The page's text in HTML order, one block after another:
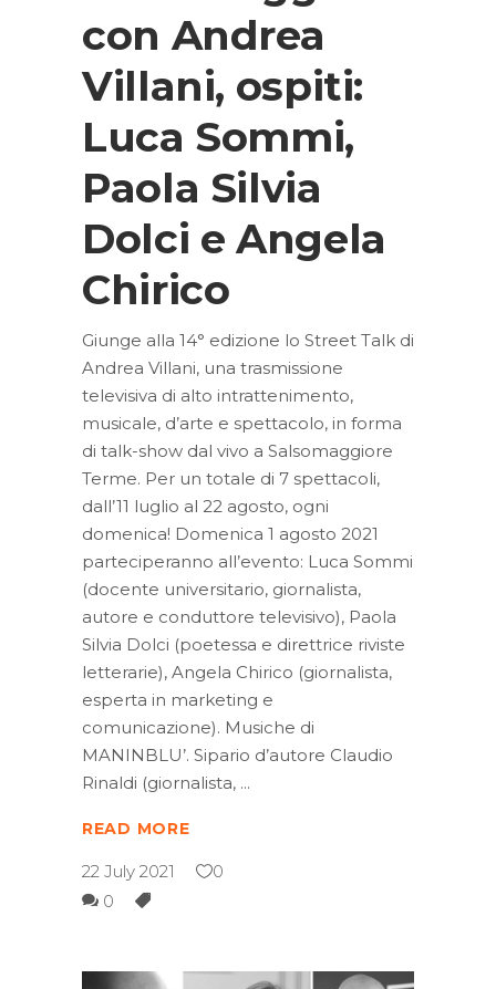
con Andrea
Villani, ospiti:
Luca Sommi,
Paola Silvia
Dolci e Angela
Chirico
Giunge alla 14° edizione lo Street Talk di
Andrea Villani, una trasmissione
televisiva di alto intrattenimento,
musicale, d’arte e spettacolo, in forma
di talk-show dal vivo a Salsomaggiore
Terme. Per un totale di 7 spettacoli,
dall’11 luglio al 22 agosto, ogni
domenica! Domenica 1 agosto 2021
parteciperanno all’evento: Luca Sommi
(docente universitario, giornalista,
autore e conduttore televisivo), Paola
Silvia Dolci (poetessa e direttrice riviste
letterarie), Angela Chirico (giornalista,
esperta in marketing e
comunicazione). Musiche di
MANINBLU’. Sipario d’autore Claudio
Rinaldi (giornalista,
READ MORE
22 July 2021
0
0